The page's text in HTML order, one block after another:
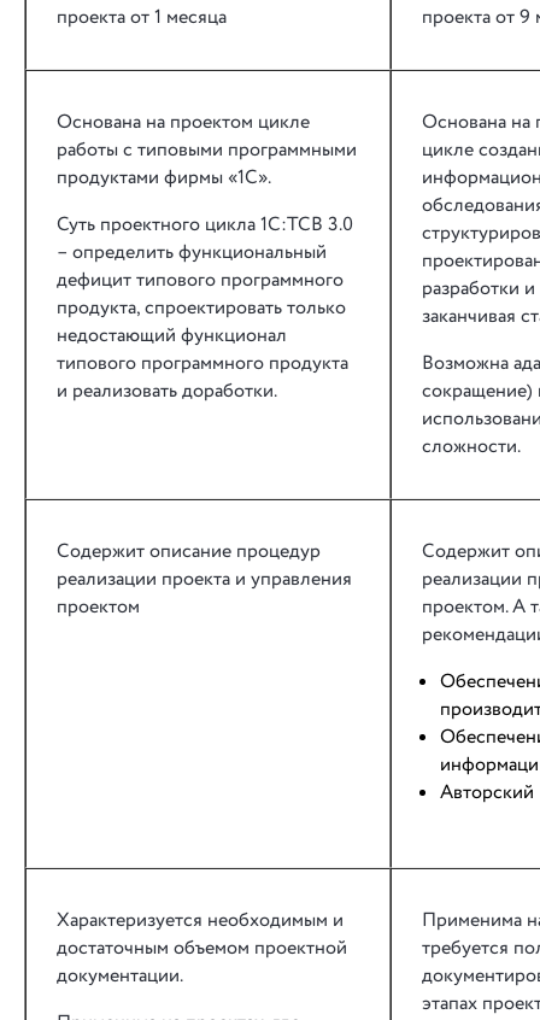
проекта от 1 месяца
проекта от 9
Основана на проектом цикле
работы с типовыми программными
продуктами фирмы «1С».
Суть проектного цикла 1С:ТСВ 3.0
– определить функциональный
дефицит типового программного
продукта, спроектировать только
недостающий функционал
типового программного продукта
и реализовать доработки.
Основана на
цикле
разработки
заканчивая
Возможна
сокращение)
сложности.
Содержит описание процедур
реализации проекта и управления
проектом
Содержит
реализации
проектом. А
Характеризуется необходимым и
достаточным объемом проектной
документации.
Применима
требуется
этапах